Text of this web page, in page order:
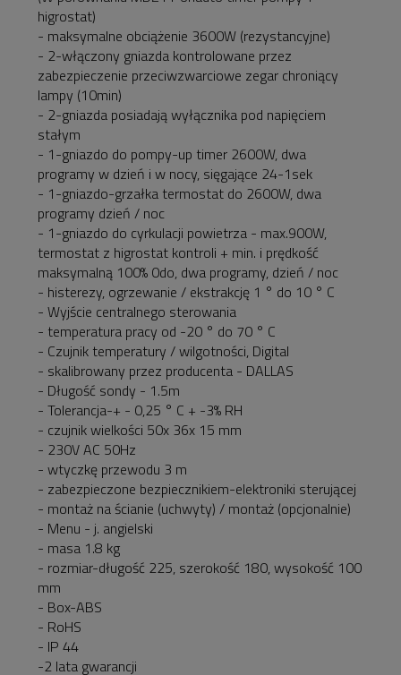
higrostat)
- maksymalne obciążenie 3600W (rezystancyjne)
- 2-włączony gniazda kontrolowane przez
zabezpieczenie przeciwzwarciowe zegar chroniący
lampy (10min)
- 2-gniazda posiadają wyłącznika pod napięciem
stałym
- 1-gniazdo do pompy-up timer 2600W, dwa
programy w dzień i w nocy, sięgające 24-1sek
- 1-gniazdo-grzałka termostat do 2600W, dwa
programy dzień / noc
- 1-gniazdo do cyrkulacji powietrza - max.900W,
termostat z higrostat kontroli + min. i prędkość
maksymalną 100% 0do, dwa programy, dzień / noc
- histerezy, ogrzewanie / ekstrakcję 1 ° do 10 ° C
- Wyjście centralnego sterowania
- temperatura pracy od -20 ° do 70 ° C
- Czujnik temperatury / wilgotności, Digital
- skalibrowany przez producenta - DALLAS
- Długość sondy - 1.5m
- Tolerancja-+ - 0,25 ° C + -3% RH
- czujnik wielkości 50x 36x 15 mm
- 230V AC 50Hz
- wtyczkę przewodu 3 m
- zabezpieczone bezpiecznikiem-elektroniki sterującej
- montaż na ścianie (uchwyty) / montaż (opcjonalnie)
- Menu - j. angielski
- masa 1.8 kg
- rozmiar-długość 225, szerokość 180, wysokość 100
mm
- Box-ABS
- RoHS
- IP 44
-2 lata gwarancji